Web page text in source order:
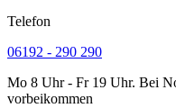
Telefon
06192 - 290 290
Mo 8 Uhr - Fr 19 Uhr. Bei
vorbeikommen